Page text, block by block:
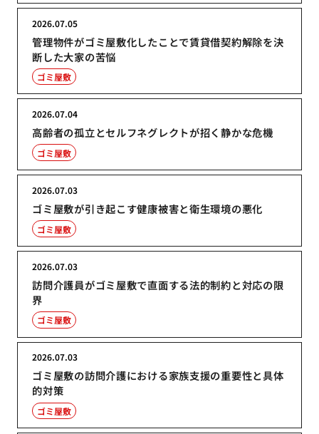
管理物件がゴミ屋敷化したことで賃貸借契約解除を決
断した大家の苦悩
2026.07.05
ゴミ屋敷
高齢者の孤立とセルフネグレクトが招く静かな危機
2026.07.04
ゴミ屋敷
ゴミ屋敷が引き起こす健康被害と衛生環境の悪化
2026.07.03
ゴミ屋敷
訪問介護員がゴミ屋敷で直面する法的制約と対応の限
界
2026.07.03
ゴミ屋敷
ゴミ屋敷の訪問介護における家族支援の重要性と具体
的対策
2026.07.03
ゴミ屋敷